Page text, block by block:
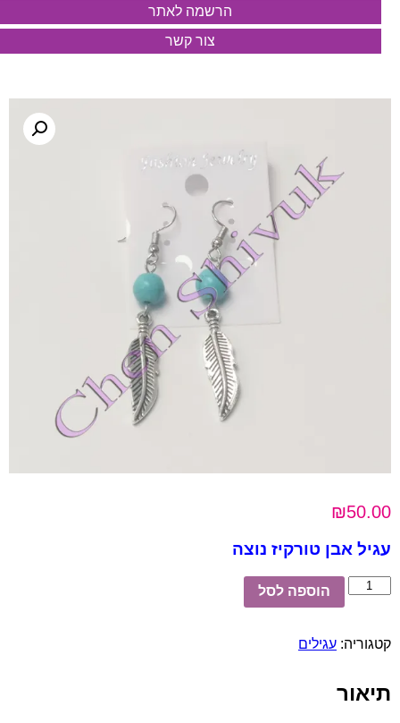
הרשמה לאתר
צור קשר
₪50.00
עגיל אבן טורקיז נוצה
כמות
של
טורקיז
הוספה לסל
קטגוריה: עגילים
תיאור